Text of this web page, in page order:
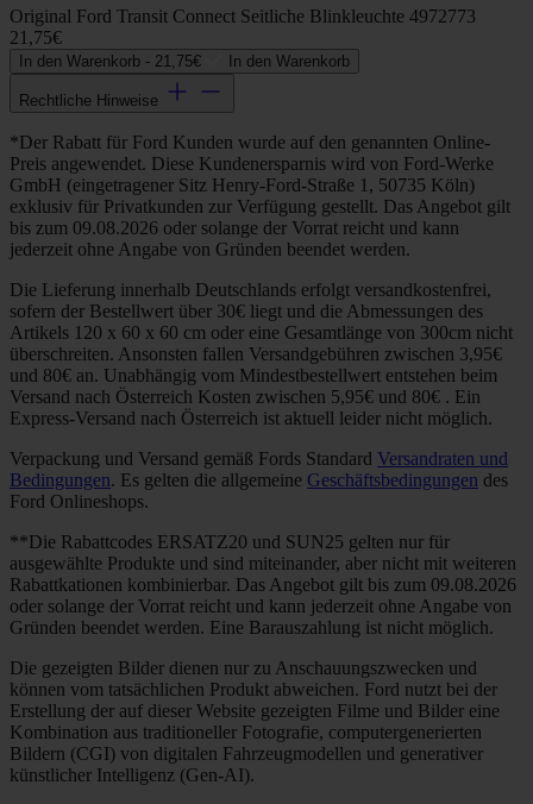
Original Ford Transit Connect Seitliche Blinkleuchte 4972773
21,75€
In den Warenkorb - 21,75€ In den Warenkorb
Rechtliche Hinweise
*Der Rabatt für Ford Kunden wurde auf den genannten Online-
Preis angewendet. Diese Kundenersparnis wird von Ford-Werke
GmbH (eingetragener Sitz Henry-Ford-Straße 1, 50735 Köln)
exklusiv für Privatkunden zur Verfügung gestellt. Das Angebot gilt
bis zum 09.08.2026 oder solange der Vorrat reicht und kann
jederzeit ohne Angabe von Gründen beendet werden.
Die Lieferung innerhalb Deutschlands erfolgt versandkostenfrei,
sofern der Bestellwert über 30€ liegt und die Abmessungen des
Artikels 120 x 60 x 60 cm oder eine Gesamtlänge von 300cm nicht
überschreiten. Ansonsten fallen Versandgebühren zwischen 3,95€
und 80€ an. Unabhängig vom Mindestbestellwert entstehen beim
Versand nach Österreich Kosten zwischen 5,95€ und 80€ . Ein
Express-Versand nach Österreich ist aktuell leider nicht möglich.
Verpackung und Versand gemäß Fords Standard Versandraten und
Bedingungen. Es gelten die allgemeine Geschäftsbedingungen des
Ford Onlineshops.
**Die Rabattcodes ERSATZ20 und SUN25 gelten nur für
ausgewählte Produkte und sind miteinander, aber nicht mit weiteren
Rabattkationen kombinierbar. Das Angebot gilt bis zum 09.08.2026
oder solange der Vorrat reicht und kann jederzeit ohne Angabe von
Gründen beendet werden. Eine Barauszahlung ist nicht möglich.
Die gezeigten Bilder dienen nur zu Anschauungszwecken und
können vom tatsächlichen Produkt abweichen. Ford nutzt bei der
Erstellung der auf dieser Website gezeigten Filme und Bilder eine
Kombination aus traditioneller Fotografie, computergenerierten
Bildern (CGI) von digitalen Fahrzeugmodellen und generativer
künstlicher Intelligenz (Gen-AI).